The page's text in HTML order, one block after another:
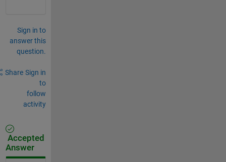
Sign in to
answer this
question.
Share Sign in
to
follow
activity
Accepted
Answer